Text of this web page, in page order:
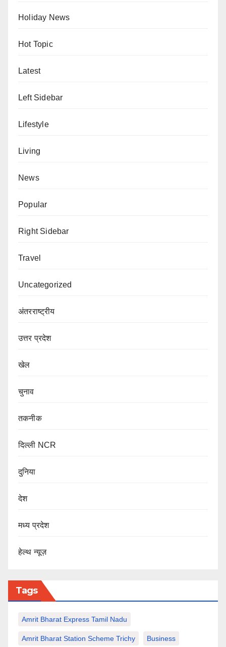
Holiday News
Hot Topic
Latest
Left Sidebar
Lifestyle
Living
News
Popular
Right Sidebar
Travel
Uncategorized
अंतरराष्ट्रीय
उत्तर प्रदेश
खेल
चुनाव
तकनीक
दिल्ली NCR
दुनिया
देश
मध्य प्रदेश
हेल्थ न्यूज़
Tags
Amrit Bharat Express Tamil Nadu
Amrit Bharat Station Scheme Trichy Business